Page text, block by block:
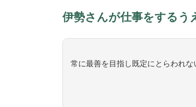
伊勢さんが仕事をするう
常に最善を目指し既定にとらわれな